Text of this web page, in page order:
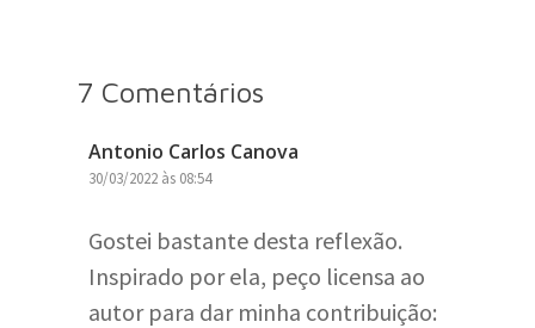
7 Comentários
Antonio Carlos Canova
30/03/2022 às 08:54
Gostei bastante desta reflexão.
Inspirado por ela, peço licensa ao
autor para dar minha contribuição: